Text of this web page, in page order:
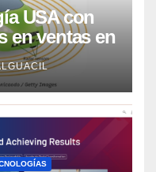
USA con
en ventas en
según